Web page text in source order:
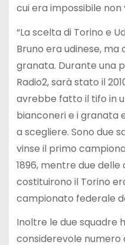
cui era impossibile non
“La scelta di Torino e
Bruno era udinese,
granata. Durante una
Radio2, sarà stato il
avrebbe fatto il tifo in
bianconeri e i granata
a scegliere. Sono due
vinse il primo
1896, mentre due
costituirono il Torino
campionato federale
Inoltre le due squadre
considerevole numero